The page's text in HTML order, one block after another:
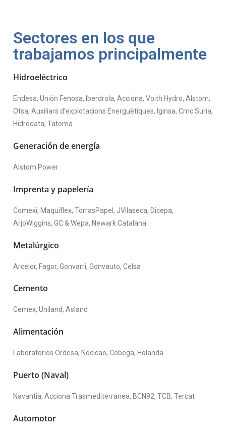
Sectores en los que
trabajamos principalmente
Hidroeléctrico
Endesa, Unión Fenosa, Iberdrola, Acciona, Voith Hydro, Alstom,
Otsa, Auxiliars d’explotacions Energuètiques, Iginsa, Cmc Suria,
Hidrodata, Tatoma
Generación de energía
Alstom Power
Imprenta y papelería
Comexi, Maquiflex, TorrasPapel, JVilaseca, Dicepa,
ArjoWiggins, GC & Wepa, Newark Catalana
Metalúrgico
Arcelor, Fagor, Gonvarri, Gonvauto, Celsa
Cemento
Cemex, Uniland, Asland
Alimentación
Laboratorios Ordesa, Nocicao, Cobega, Holanda
Puerto (Naval)
Navantia, Acciona Trasmediterranea, BCN92, TCB, Tercat
Automotor